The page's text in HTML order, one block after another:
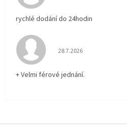
rychlé dodání do 24hodin
Hodnocení obchodu je
28.7.2026
+ Velmi férové jednání.